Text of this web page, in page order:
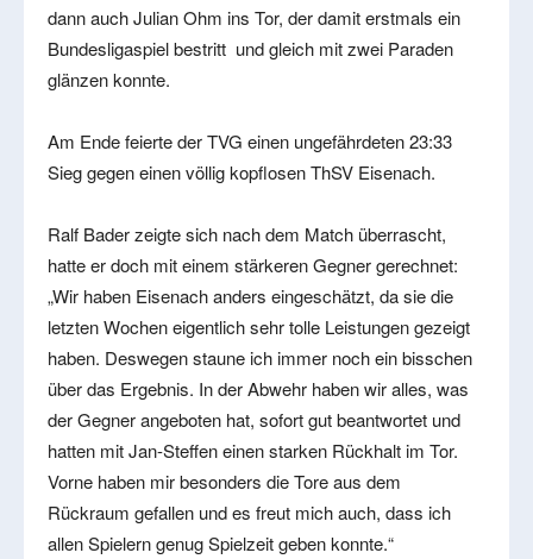
dann auch Julian Ohm ins Tor, der damit erstmals ein
Bundesligaspiel bestritt und gleich mit zwei Paraden
glänzen konnte.
Am Ende feierte der TVG einen ungefährdeten 23:33
Sieg gegen einen völlig kopflosen ThSV Eisenach.
Ralf Bader zeigte sich nach dem Match überrascht,
hatte er doch mit einem stärkeren Gegner gerechnet:
„Wir haben Eisenach anders eingeschätzt, da sie die
letzten Wochen eigentlich sehr tolle Leistungen gezeigt
haben. Deswegen staune ich immer noch ein bisschen
über das Ergebnis. In der Abwehr haben wir alles, was
der Gegner angeboten hat, sofort gut beantwortet und
hatten mit Jan-Steffen einen starken Rückhalt im Tor.
Vorne haben mir besonders die Tore aus dem
Rückraum gefallen und es freut mich auch, dass ich
allen Spielern genug Spielzeit geben konnte.“